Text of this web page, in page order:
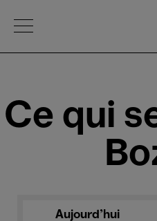
Open Menu
Ce qui
Aujourd'hui